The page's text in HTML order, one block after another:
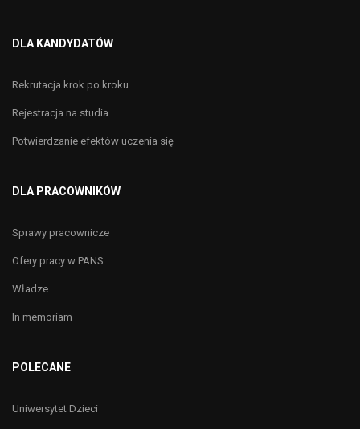
DLA KANDYDATÓW
Rekrutacja krok po kroku
Rejestracja na studia
Potwierdzanie efektów uczenia się
DLA PRACOWNIKÓW
Sprawy pracownicze
Ofery pracy w PANS
Władze
In memoriam
POLECANE
Uniwersytet Dzieci